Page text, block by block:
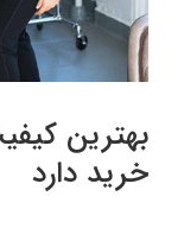
بهترین
خرید دارد